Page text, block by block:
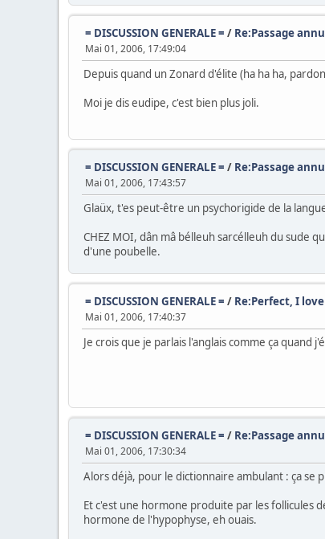
= DISCUSSION GENERALE = / Re:Passage
Mai 01, 2006, 17:49:04
Depuis quand un Zonard d'élite (ha ha ha,
Moi je dis eudipe, c'est bien plus joli.
= DISCUSSION GENERALE = / Re:Passage
Mai 01, 2006, 17:43:57
Glaüx, t'es peut-être un psychorigide de la
CHEZ MOI, dân mâ bélleuh sarcélleuh du sude
d'une poubelle.
= DISCUSSION GENERALE = / Re:Perfect, I
Mai 01, 2006, 17:40:37
Je crois que je parlais l'anglais comme ça quand
= DISCUSSION GENERALE = / Re:Passage
Mai 01, 2006, 17:30:34
Alors déjà, pour le dictionnaire ambulant : ça se
Et c'est une hormone produite par les follicules
hormone de l'hypophyse, eh ouais.